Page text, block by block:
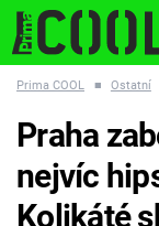
ESCAPE PLNEJ
Prima COOL ■ Ostatní
Praha
nejvíc
Kolikáté